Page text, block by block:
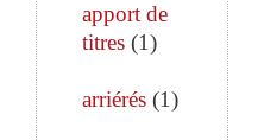
apport de
titres (1)
arriérés (1)